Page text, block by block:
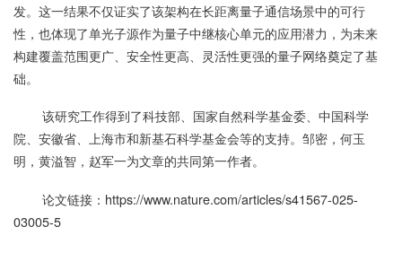
发。这一结果不仅证实了该架构在长距离量子通信场景中的可行
性，也体现了单光子源作为量子中继核心单元的应用潜力，为未来
构建覆盖范围更广、安全性更高、灵活性更强的量子网络奠定了基
础。
该研究工作得到了科技部、国家自然科学基金委、中国科学
院、安徽省、上海市和新基石科学基金会等的支持。邹密，何玉
明，黄溢智，赵军一为文章的共同第一作者。
论文链接： https://www.nature.com/articles/s41567-025-
03005-5